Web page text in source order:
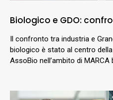
Biologico e GDO:
Il confronto tra industria e
biologico è stato al centro
AssoBio nell’ambito di MARCA